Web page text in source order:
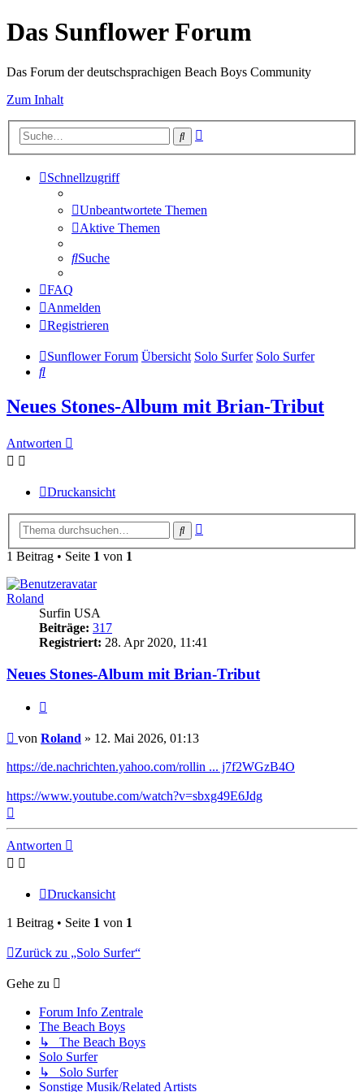
Das Sunflower Forum
Das Forum der deutschsprachigen Beach Boys Community
Zum Inhalt
Suche
Schnellzugriff
Unbeantwortete Themen
Aktive Themen
Suche
FAQ
Anmelden
Registrieren
Sunflower Forum Übersicht Solo Surfer Solo Surfer
Suche
Neues Stones-Album mit Brian-Tribut
Antworten
Druckansicht
Suche
1 Beitrag • Seite 1 von 1
Roland
Surfin USA
Beiträge: 317
Registriert: 28. Apr 2020, 11:41
Neues Stones-Album mit Brian-Tribut
Beitrag
von Roland » 12. Mai 2026, 01:13
https://de.nachrichten.yahoo.com/rollin ... j7f2WGzB4O
https://www.youtube.com/watch?v=sbxg49E6Jdg
Antworten
Druckansicht
1 Beitrag • Seite 1 von 1
Zurück zu „Solo Surfer“
Gehe zu
Forum Info Zentrale
The Beach Boys
↳ The Beach Boys
Solo Surfer
↳ Solo Surfer
Sonstige Musik/Related Artists